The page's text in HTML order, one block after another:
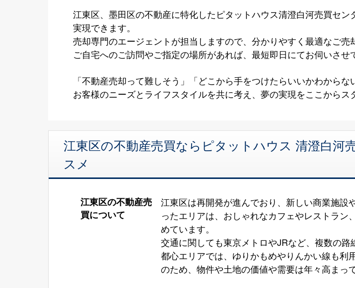
江東区、墨田区の不動産に特化したピタットハウス清澄白河売買セ
実現できます。
売却専門のエージェントが担当しますので、分かりやすく最適なご
ご自宅へのご訪問やご指定の場所があれば、最短即日にてお伺いさせ
「不動産売却って難しそう」「どこから手をつけたらいいかわから
お客様のニーズとライフスタイルを共に考え、夢の実現をここからス
江東区の不動産売買ならピタットハウス 清澄白河
スメ
江東区の不動産売
買について
江東区は再開発が進んでおり、新しい商業施
ったエリアは、おしゃれなカフェやレストラ
めています。
交通に関しても東京メトロやJRなど、複数の
都心エリアでは、ゆりかもめやりんかい線も
のため、物件や土地の価値や需要は年々高まっ